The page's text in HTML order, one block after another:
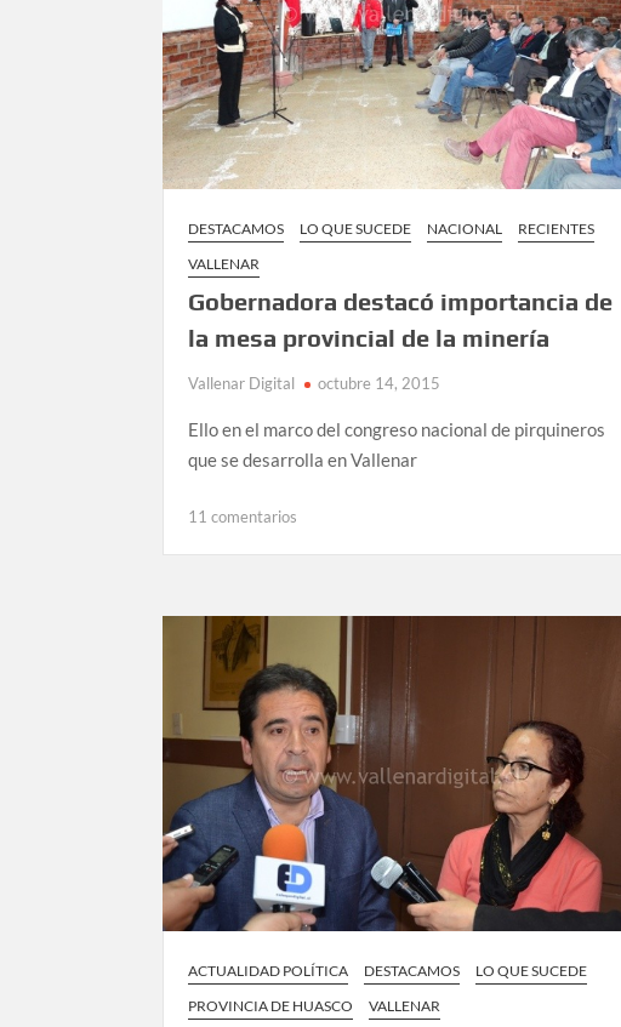
DESTACAMOS LO QUE SUCEDE NACIONAL
RECIENTES
VALLENAR
Gobernadora destacó importancia de
la mesa provincial de la minería
Vallenar Digital octubre 14, 2015
Ello en el marco del congreso nacional de pirquineros
que se desarrolla en Vallenar
11 comentarios
de
mesa
provincial
de
la
minería
ACTUALIDAD POLÍTICA DESTACAMOS
LO QUE SUCEDE
PROVINCIA DE HUASCO
VALLENAR